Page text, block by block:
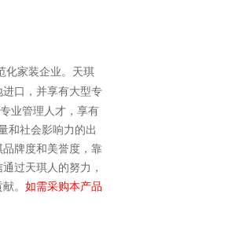
化家装企业。天琪
口，并享有大型专
业管理人才，享有
和社会影响力的出
牌度和美誉度，靠
过天琪人的努力，
。 如需采购本产品